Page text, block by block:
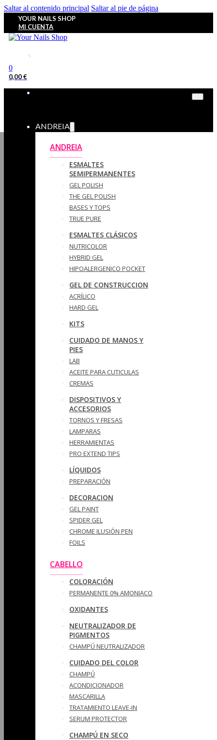
Saltar al contenido principal Saltar al pie de página
YOUR NAILS SHOP
MI CUENTA
0
0,00€
ANDREIA
ANDREIA
ESMALTES
SEMIPERMANENTES
GEL POLISH
THE GEL POLISH
BASES Y‎ TOPS
TRUE PURE
ESMALTES CLÁSICOS
NUTRICOLOR
HYBRID GEL
HIPOALERGENICO POCKET
GEL DE CONSTRUCCION
ACRÍLICO
HARD GEL
KITS
CUIDADO DE MANOS Y
PIES
LAB
ACEITE PARA CUTICULAS
CREMAS
DISPOSITIVOS Y
ACCESORIOS
TORNOS Y FRESAS
LAMPARAS
HERRAMIENTAS
PRO EXTEND TIPS
LÍQUIDOS
PREPARACIÓN
DECORACION
GEL PAINT
SPIDER GEL
CHROME ILUSIÓN PEN
FOILS
CABELLO
COLORACIÓN
PERMANENTE 0% AMONIACO
OXIDANTES
NEUTRALIZADOR DE
PIGMENTOS
CHAMPÚ NEUTRALIZADOR
CUIDADO DEL COLOR
CHAMPÚ
ACONDICIONADOR
MASCARILLA
TRATAMIENTO LEAVE-IN
SERUM PROTECTOR
CHAMPÚ EN SECO